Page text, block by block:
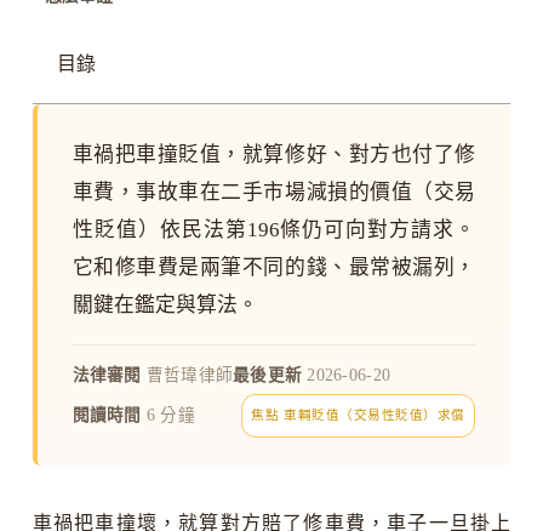
目錄
車禍把車撞貶值，就算修好、對方也付了修
車費，事故車在二手市場減損的價值（交易
性貶值）依民法第196條仍可向對方請求。
它和修車費是兩筆不同的錢、最常被漏列，
關鍵在鑑定與算法。
法律審閱 曹哲瑋律師最後更新 2026-06-20
閱讀時間 6 分鐘 焦點 車輛貶值（交易性貶值）求償
車禍把車撞壞，就算對方賠了修車費，車子一旦掛上